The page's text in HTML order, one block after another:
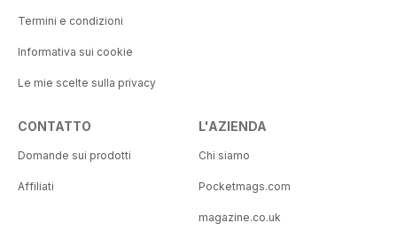
Termini e condizioni
Informativa sui cookie
Le mie scelte sulla privacy
CONTATTO
Domande sui prodotti
Affiliati
L'AZIENDA
Chi siamo
Pocketmags.com
magazine.co.uk